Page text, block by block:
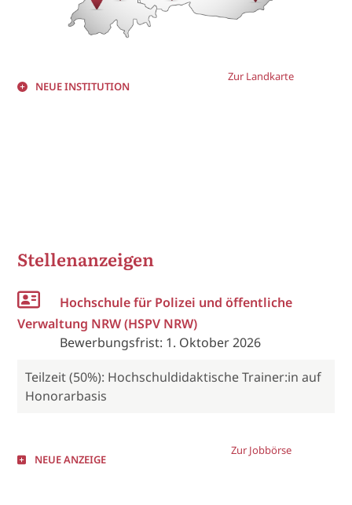
NEUE INSTITUTION
Zur Landkarte
Stellenanzeigen
Hochschule für Polizei und öffentliche
Verwaltung NRW (HSPV NRW)
Bewerbungsfrist: 1. Oktober 2026
Teilzeit (50%): Hochschuldidaktische Trainer:in auf
Honorarbasis
NEUE ANZEIGE
Zur Jobbörse